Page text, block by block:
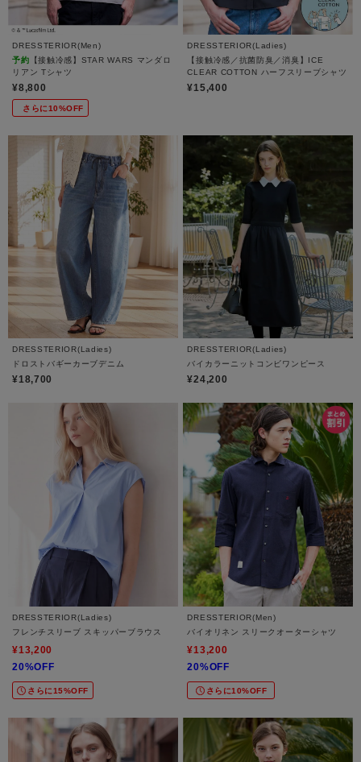
DRESSTERIOR(Men)
予約 【接触冷感】STAR WARS マンダロ
リアン Tシャツ
¥8,800
さらに10%OFF
DRESSTERIOR(Ladies)
【接触冷感／抗菌防臭／消臭】ICE
CLEAR COTTON ハーフスリーブシャツ
¥15,400
DRESSTERIOR(Ladies)
ドロストバギーカーブデニム
¥18,700
DRESSTERIOR(Ladies)
バイカラーニットコンビワンピース
¥24,200
DRESSTERIOR(Ladies)
フレンチスリーブ スキッパーブラウス
¥13,200
20%OFF
さらに15%OFF
DRESSTERIOR(Men)
バイオリネン スリークオーターシャツ
¥13,200
20%OFF
さらに10%OFF